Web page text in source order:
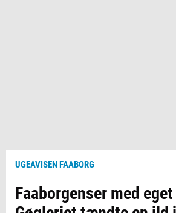
UGEAVISEN FAABORG
Faaborgenser med